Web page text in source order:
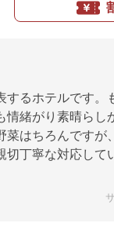
するホテルです。
緒がり素晴らし
はちろんですが
丁寧な対応して